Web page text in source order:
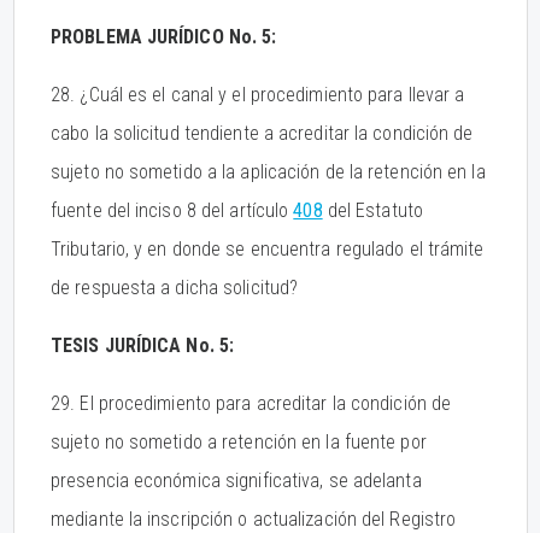
PROBLEMA JURÍDICO No. 5:
28. ¿Cuál es el canal y el procedimiento para llevar a
cabo la solicitud tendiente a acreditar la condición de
sujeto no sometido a la aplicación de la retención en la
fuente del inciso 8 del artículo408 del Estatuto
Tributario, y en donde se encuentra regulado el trámite
de respuesta a dicha solicitud?
TESIS JURÍDICA No. 5:
29. El procedimiento para acreditar la condición de
sujeto no sometido a retención en la fuente por
presencia económica significativa, se adelanta
mediante la inscripción o actualización del Registro